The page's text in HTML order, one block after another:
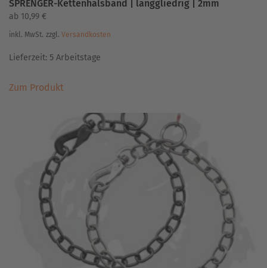
SPRENGER-Kettenhalsband | langgliedrig | 2mm
ab 10,99 €
inkl. MwSt. zzgl. Versandkosten
Lieferzeit: 5 Arbeitstage
Zum ProduktProdukt
mehrere
Varianten
auf.
Die
Optionen
können
Produktseite
gewählt
werden